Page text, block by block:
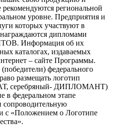
региональной
уровне. Предприятия и
которых участвуют в
дипломами
Информация об их
каталогах, издаваемых
– сайте Программы.
федерального
размещать логотип
серебряный- ДИПЛОМАНТ)
в федеральном этапе
сопроводительную
с «Положением о Логотипе